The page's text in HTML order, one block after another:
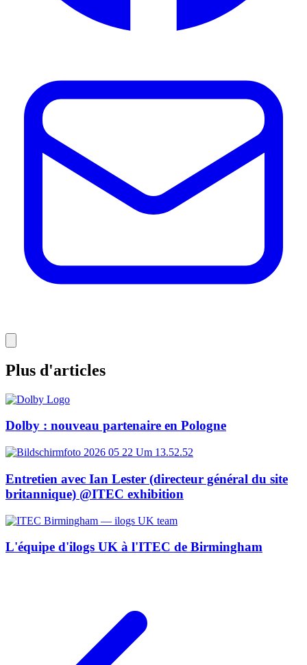
Plus d'articles
Dolby : nouveau partenaire en Pologne
Entretien avec Ian Lester (directeur général du site
britannique) @ITEC exhibition
L'équipe d'ilogs UK à l'ITEC de Birmingham